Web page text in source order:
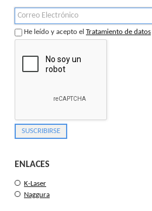
He leído y acepto el Tratamiento de datos
ENLACES
K-Laser
Naggura